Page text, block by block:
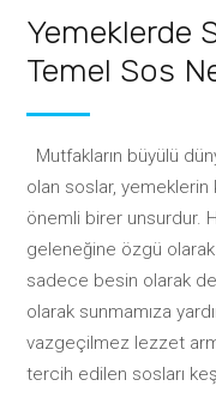
Yemeklerde
Temel Sos
Mutfakların büyülü
olan soslar, yemeklerin
önemli birer unsurdur.
geleneğine özgü
sadece besin olarak
olarak sunmamıza
vazgeçilmez lezzet
tercih edilen sosları